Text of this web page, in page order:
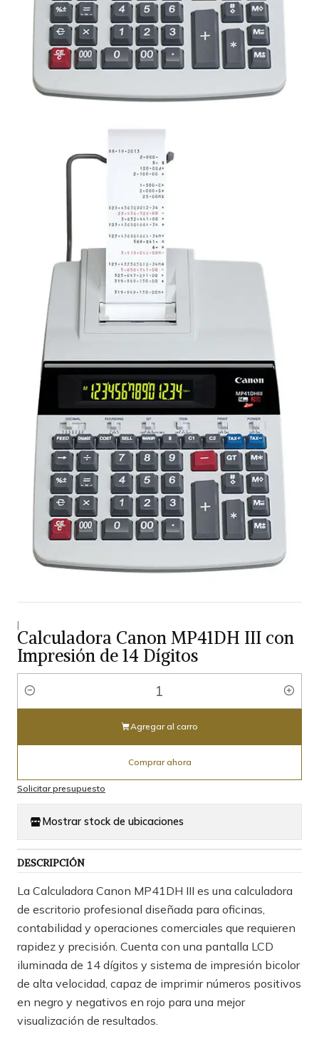
|
Calculadora Canon MP41DH III con
Impresión de 14 Dígitos
Cantidad
Agregar al carro
Comprar ahora
Solicitar presupuesto
Mostrar stock de ubicaciones
DESCRIPCIÓN
La Calculadora Canon MP41DH III es una calculadora
de escritorio profesional diseñada para oficinas,
contabilidad y operaciones comerciales que requieren
rapidez y precisión. Cuenta con una pantalla LCD
iluminada de 14 dígitos y sistema de impresión bicolor
de alta velocidad, capaz de imprimir números positivos
en negro y negativos en rojo para una mejor
visualización de resultados.